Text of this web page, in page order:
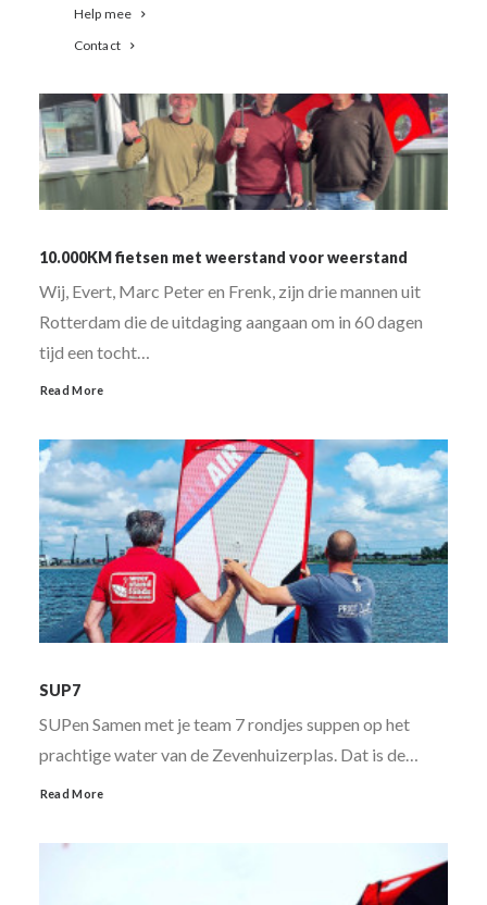
Help mee
Contact
10.000KM fietsen met weerstand voor weerstand
Wij, Evert, Marc Peter en Frenk, zijn drie mannen uit
Rotterdam die de uitdaging aangaan om in 60 dagen
tijd een tocht…
Read More
SUP7
SUPen Samen met je team 7 rondjes suppen op het
prachtige water van de Zevenhuizerplas. Dat is de…
Read More